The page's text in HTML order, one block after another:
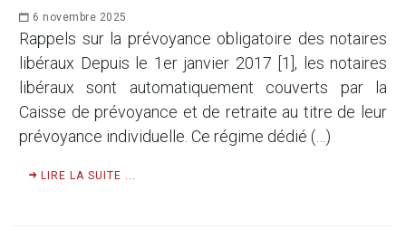
6 novembre 2025
Rappels sur la prévoyance obligatoire des notaires
libéraux Depuis le 1er janvier 2017 [1], les notaires
libéraux sont automatiquement couverts par la
Caisse de prévoyance et de retraite au titre de leur
prévoyance individuelle. Ce régime dédié (…)
LIRE LA SUITE ...